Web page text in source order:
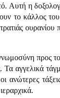
η
το κάλλος
ουρανίου
προς
αγγελικά